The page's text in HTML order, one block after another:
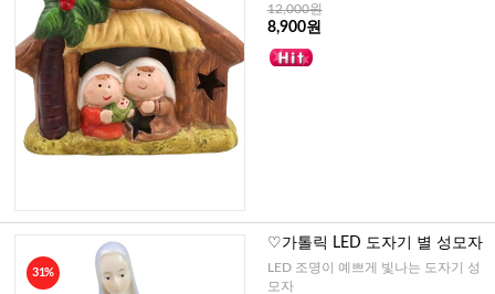
12,000원
8,900원
31%
♡가톨릭 LED 도자기 별 성모자
LED 조명이 예쁘게 빛나는 도자기 성
모자